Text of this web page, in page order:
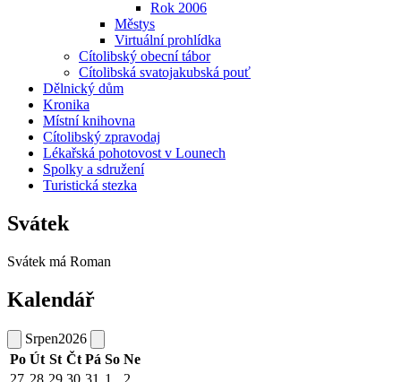
Rok 2006
Městys
Virtuální prohlídka
Cítolibský obecní tábor
Cítolibská svatojakubská pouť
Dělnický dům
Kronika
Místní knihovna
Cítolibský zpravodaj
Lékařská pohotovost v Lounech
Spolky a sdružení
Turistická stezka
Svátek
Svátek má Roman
Kalendář
Srpen2026
Po Út St Čt Pá So Ne
27 28 29 30 31 1
2